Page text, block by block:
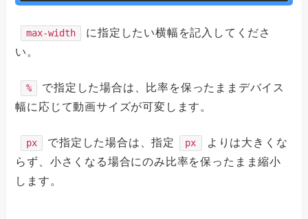
max-width
に指定したい横幅を記入してくださ
い。
%
で指定した場合は、比率を保ったままデバイス
幅に応じて動画サイズが可変します。
px で指定した場合は、指定 px
よりは大きくな
らず、小さくなる場合にのみ比率を保ったまま縮小
します。